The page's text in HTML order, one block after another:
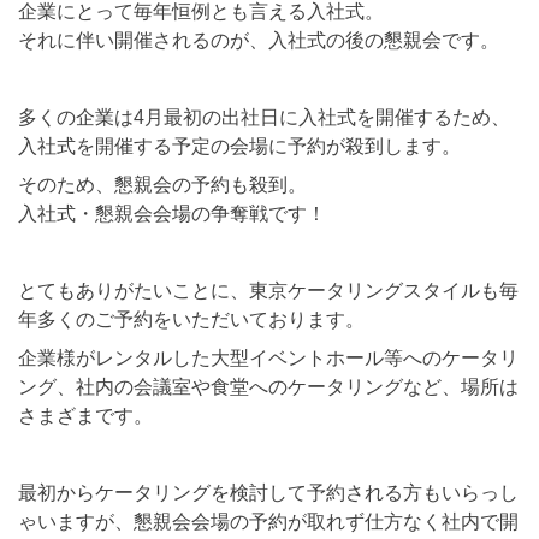
企業にとって毎年恒例とも言える入社式。
それに伴い開催されるのが、入社式の後の懇親会です。
多くの企業は4月最初の出社日に入社式を開催するため、
入社式を開催する予定の会場に予約が殺到します。
そのため、懇親会の予約も殺到。
入社式・懇親会会場の争奪戦です！
とてもありがたいことに、東京ケータリングスタイルも毎
年多くのご予約をいただいております。
企業様がレンタルした大型イベントホール等へのケータリ
ング、社内の会議室や食堂へのケータリングなど、場所は
さまざまです。
最初からケータリングを検討して予約される方もいらっし
ゃいますが、懇親会会場の予約が取れず仕方なく社内で開